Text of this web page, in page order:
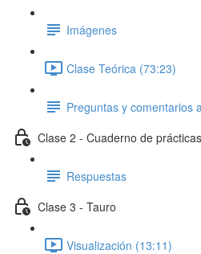
Imágenes
Clase Teórica (73:23)
Preguntas y comentarios
Clase 2 - Cuaderno de prácticas
Respuestas
Clase 3 - Tauro
Visualización (13:11)